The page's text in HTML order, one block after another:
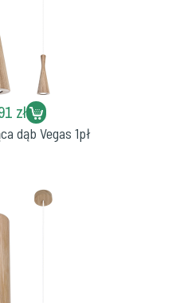
zł
dąb Vegas 1pł